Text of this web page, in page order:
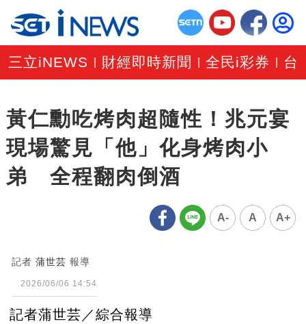
三立iNEWS 財經即時新聞 |全民i彩券 台
黃仁勳吃烤肉超隨性！兆元宴
現場驚見「他」化身烤肉小
弟 全程翻肉倒酒
A- A A+
記者 蒲世芸 報導
2026/06/06 14:54
記者蒲世芸／綜合報導